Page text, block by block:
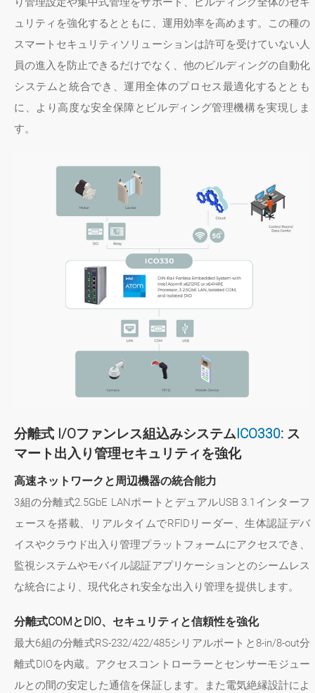
ュリティを強化するとともに、運用効率を高めます。この種の
スマートセキュリティソリューションは許可を受けていない人
員の進入を防止できるだけでなく、他のビルディングの自動化
システムと統合でき、運用全体のプロセス最適化するととも
に、より高度な安全保障とビルディング管理機構を実現しま
す。
分離式 I/Oファンレス組込みシステムICO330: ス
マート出入り管理セキュリティを強化
高速ネットワークと周辺機器の統合能力
3組の分離式2.5GbE LANポートとデュアルUSB 3.1インターフ
ェースを搭載、リアルタイムでRFIDリーダー、生体認証デバ
イスやクラウド出入り管理プラットフォームにアクセスでき、
監視システムやモバイル認証アプリケーションとのシームレス
な統合により、現代化され安全な出入り管理を提供します。
分離式COMとDIO、セキュリティと信頼性を強化
最大6組の分離式RS-232/422/485シリアルポートと8-in/8-out分
離式DIOを内蔵。アクセスコントローラーとセンサーモジュー
ルとの間の安定した通信を保証します。また電気絶縁設計によ